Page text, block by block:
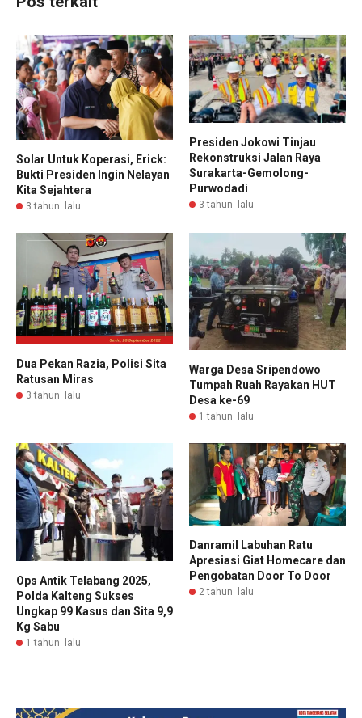
Solar Untuk Koperasi, Erick:
Bukti Presiden Ingin Nelayan
Kita Sejahtera
3 tahun lalu
Presiden Jokowi Tinjau
Rekonstruksi Jalan Raya
Surakarta-Gemolong-
Purwodadi
3 tahun lalu
Dua Pekan Razia, Polisi Sita
Ratusan Miras
3 tahun lalu
Warga Desa Sripendowo
Tumpah Ruah Rayakan HUT
Desa ke-69
1 tahun lalu
Ops Antik Telabang 2025,
Polda Kalteng Sukses
Ungkap 99 Kasus dan Sita 9,9
Kg Sabu
1 tahun lalu
Danramil Labuhan Ratu
Apresiasi Giat Homecare dan
Pengobatan Door To Door
2 tahun lalu